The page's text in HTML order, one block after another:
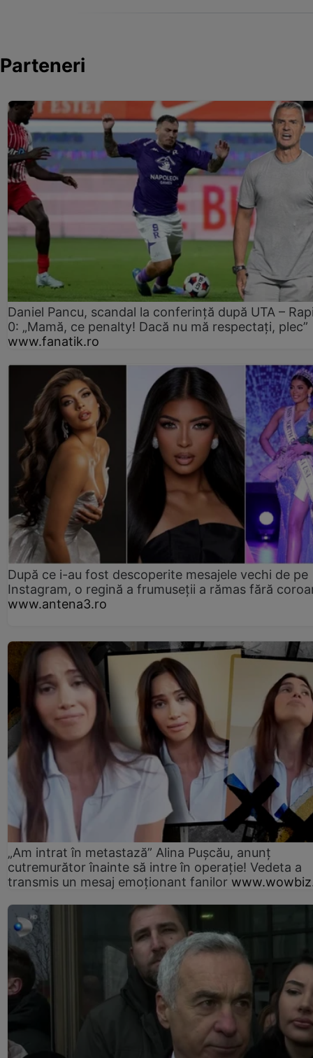
Parteneri
Daniel Pancu, scandal la conferință după UTA –
0: „Mamă, ce penalty! Dacă nu mă respectați, plec”
www.fanatik.ro
După ce i-au fost descoperite mesajele vechi de pe
Instagram, o regină a frumuseții a rămas fără
www.antena3.ro
„Am intrat în metastază” Alina Pușcău, anunț
cutremurător înainte să intre în operație! Vedeta a
transmis un mesaj emoționant fanilor